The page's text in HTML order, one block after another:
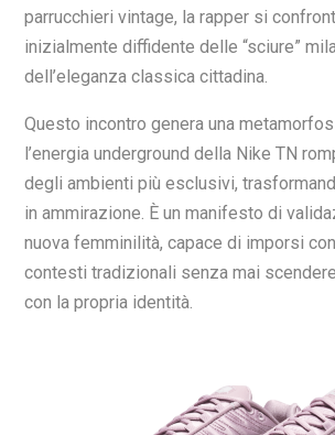
parrucchieri vintage, la rapper si
inizialmente diffidente delle “sciure”
dell’eleganza classica cittadina.
Questo incontro genera una
l’energia underground della Nike TN
degli ambienti più esclusivi,
in ammirazione. È un manifesto di
nuova femminilità, capace di imporsi
contesti tradizionali senza mai
con la propria identità.